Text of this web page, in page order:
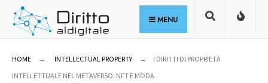
Skip
MENU
HOME INTELLECTUAL PROPERTY
I DIRITTI DI PROPRIETÀ
INTELLETTUALE NEL METAVERSO: NFT E MODA